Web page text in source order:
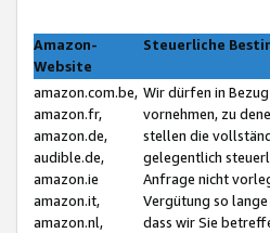
Amazon-
Website
Steuerliche
amazon.com.be,
amazon.fr,
amazon.de,
audible.de,
amazon.ie
amazon.it,
amazon.nl,
Wir dürfen in
vornehmen, zu
stellen die
gelegentlich
Anfrage nicht
Vergütung so
dass wir Sie